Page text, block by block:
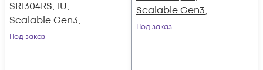
SR1304RS, 1U,
Scalable Gen3,
DDR4, 4xHDD,
Под заказ
Scalable Gen3,
DDR4, 25xHDD,
Под заказ